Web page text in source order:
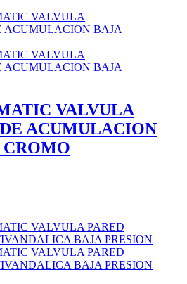
VALVULA
ACUMULACION
CROMO